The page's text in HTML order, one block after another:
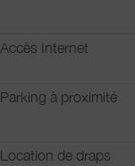
Accès Internet
Parking à proximité
Location de draps